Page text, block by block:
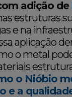
adição de
estruturas
e na
aplicação
o metal
o Nióbio
e a